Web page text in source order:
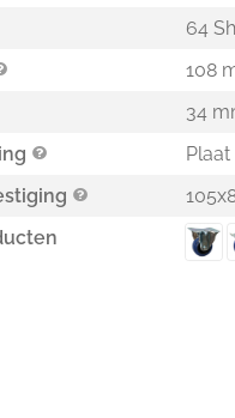
64
108
34
Plaat